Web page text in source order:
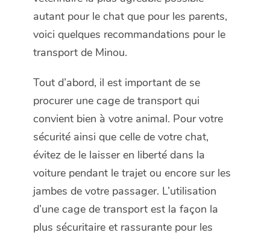
autant pour le chat que pour les parents,
voici quelques recommandations pour le
transport de Minou.
Tout d’abord, il est important de se
procurer une cage de transport qui
convient bien à votre animal. Pour votre
sécurité ainsi que celle de votre chat,
évitez de le laisser en liberté dans la
voiture pendant le trajet ou encore sur les
jambes de votre passager. L’utilisation
d’une cage de transport est la façon la
plus sécuritaire et rassurante pour les